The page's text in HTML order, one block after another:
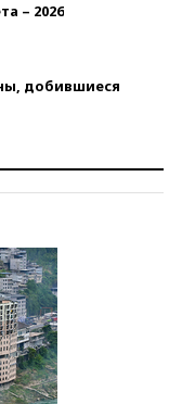
– 2026
добившиеся